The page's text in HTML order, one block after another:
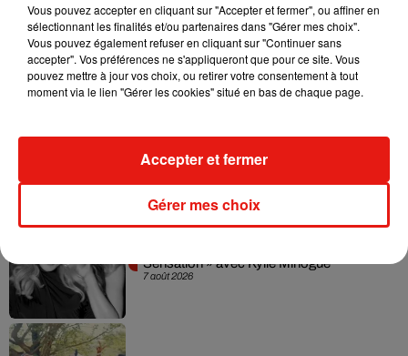
Musique
7 août 2026
7 août 2026
Sensation » avec Kylie Minogue
Vous pouvez accepter en cliquant sur "Accepter et fermer", ou affiner en
sélectionnant les finalités et/ou partenaires dans "Gérer mes choix".
Vous pouvez également refuser en cliquant sur "Continuer sans
accepter". Vos préférences ne s'appliqueront que pour ce site. Vous
pouvez mettre à jour vos choix, ou retirer votre consentement à tout
moment via le lien "Gérer les cookies" situé en bas de chaque page.
Gérer mes choix
Accepter et fermer